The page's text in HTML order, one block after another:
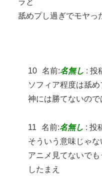
舐めプし過ぎでモヤっ
10 名前:名無し : 投
ソフィア程度は舐
神には勝てないので
11 名前:名無し : 投
そういう意味じゃな
アニメ見てないで
したまえ